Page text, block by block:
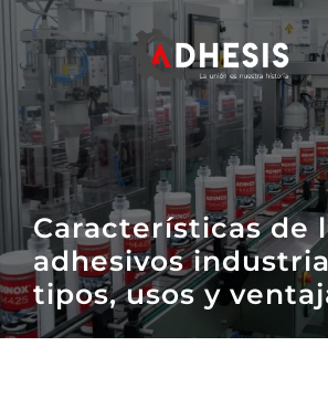
Características de
adhesivos
tipos, usos y